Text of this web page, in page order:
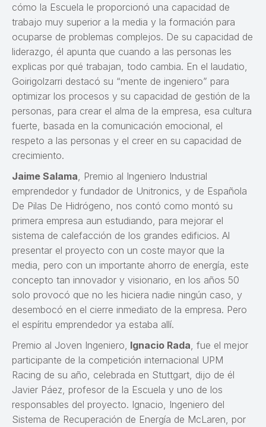
cómo la Escuela le proporcionó una capacidad de
trabajo muy superior a la media y la formación para
ocuparse de problemas complejos. De su capacidad de
liderazgo, él apunta que cuando a las personas les
explicas por qué trabajan, todo cambia. En el laudatio,
Goirigolzarri destacó su “mente de ingeniero” para
optimizar los procesos y su capacidad de gestión de la
personas, para crear el alma de la empresa, esa cultura
fuerte, basada en la comunicación emocional, el
respeto a las personas y el creer en su capacidad de
crecimiento.
Jaime Salama , Premio al Ingeniero Industrial
emprendedor y fundador de Unitronics, y de Española
De Pilas De Hidrógeno, nos contó como montó su
primera empresa aun estudiando, para mejorar el
sistema de calefacción de los grandes edificios. Al
presentar el proyecto con un coste mayor que la
media, pero con un importante ahorro de energía, este
concepto tan innovador y visionario, en los años 50
solo provocó que no les hiciera nadie ningún caso, y
desembocó en el cierre inmediato de la empresa. Pero
el espíritu emprendedor ya estaba allí.
Premio al Joven Ingeniero, Ignacio Rada , fue el mejor
participante de la competición internacional UPM
Racing de su año, celebrada en Stuttgart, dijo de él
Javier Páez, profesor de la Escuela y uno de los
responsables del proyecto. Ignacio, Ingeniero del
Sistema de Recuperación de Energía de McLaren, por